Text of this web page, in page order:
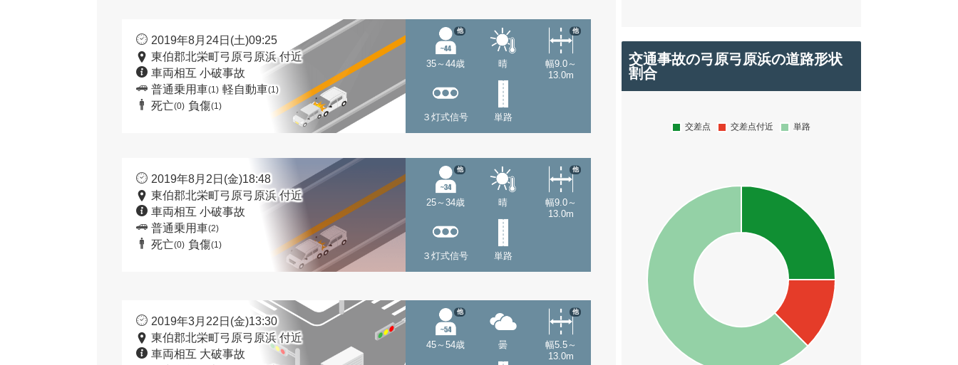
2019年8月24日(土)09:25
東伯郡北栄町弓原弓原浜 付近
車両相互 小破事故
普通乗用車(1) 軽自動車(1)
死亡(0) 負傷(1)
35～44歳
他
晴
幅9.0～
13.0m
他
３灯式信号 単路
2019年8月2日(金)18:48
東伯郡北栄町弓原弓原浜 付近
車両相互 小破事故
普通乗用車(2)
死亡(0) 負傷(1)
25～34歳
他
晴
幅9.0～
13.0m
他
３灯式信号 単路
2019年3月22日(金)13:30
東伯郡北栄町弓原弓原浜 付近
車両相互 大破事故
45～54歳
他
曇
幅5.5～
13.0m
他
交通事故の弓原弓原浜の道路形状
割合